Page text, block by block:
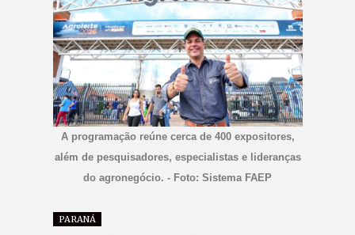
A programação reúne cerca de 400 expositores,
além de pesquisadores, especialistas e lideranças
do agronegócio. - Foto: Sistema FAEP
PARANÁ